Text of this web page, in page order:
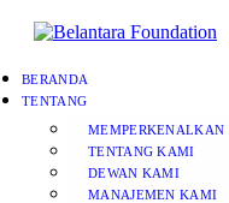
BERANDA
TENTANG
MEMPERKENALKAN
TENTANG KAMI
DEWAN KAMI
MANAJEMEN KAMI